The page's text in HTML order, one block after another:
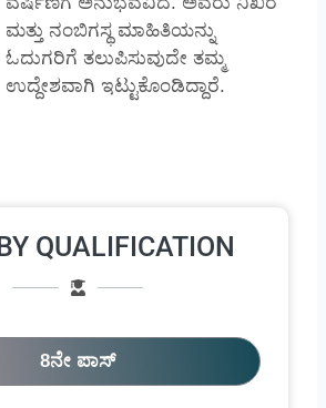
ಮತ್ತು ನಂಬಿಗಸ್ಥ ಮಾಹಿತಿಯನ್ನು
ಓದುಗರಿಗೆ ತಲುಪಿಸುವುದೇ ತಮ್ಮ
ಉದ್ದೇಶವಾಗಿ ಇಟ್ಟುಕೊಂಡಿದ್ದಾರೆ.
QUALIFICATION
8ನೇ ಪಾಸ್